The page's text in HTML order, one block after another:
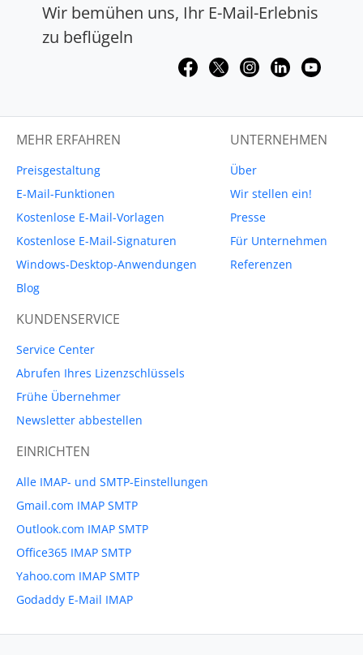
Wir bemühen uns, Ihr E-Mail-Erlebnis
zu beflügeln
MEHR ERFAHREN
Preisgestaltung
E-Mail-Funktionen
Kostenlose E-Mail-Vorlagen
Kostenlose E-Mail-Signaturen
Windows-Desktop-Anwendungen
Blog
UNTERNEHMEN
Über
Wir stellen ein!
Presse
Für Unternehmen
Referenzen
KUNDENSERVICE
Service Center
Abrufen Ihres Lizenzschlüssels
Frühe Übernehmer
Newsletter abbestellen
EINRICHTEN
Alle IMAP- und SMTP-Einstellungen
Gmail.com IMAP SMTP
Outlook.com IMAP SMTP
Office365 IMAP SMTP
Yahoo.com IMAP SMTP
Godaddy E-Mail IMAP